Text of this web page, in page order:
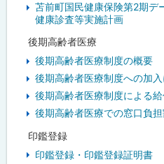
苫前町国民健康保険第2期デ
健康診査等実施計画
後期高齢者医療
後期高齢者医療制度の概要
後期高齢者医療制度への加
後期高齢者医療制度による
後期高齢者医療での窓口負
印鑑登録
印鑑登録・印鑑登録証明書